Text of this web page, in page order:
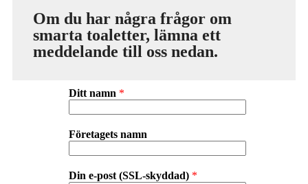
Om du har några frågor om
smarta toaletter, lämna ett
meddelande till oss nedan.
Ditt namn *
Företagets namn
Din e-post (SSL-skyddad) *